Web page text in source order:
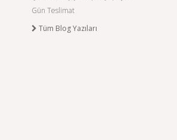
Gün Teslimat
Tüm Blog Yazıları